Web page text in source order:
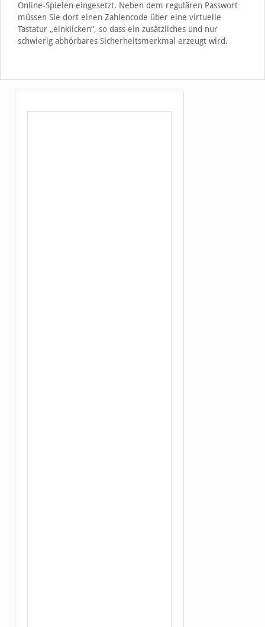
Online-Spielen eingesetzt. Neben dem regulären Passwort
müssen Sie dort einen Zahlencode über eine virtuelle
Tastatur „einklicken“, so dass ein zusätzliches und nur
schwierig abhörbares Sicherheitsmerkmal erzeugt wird.